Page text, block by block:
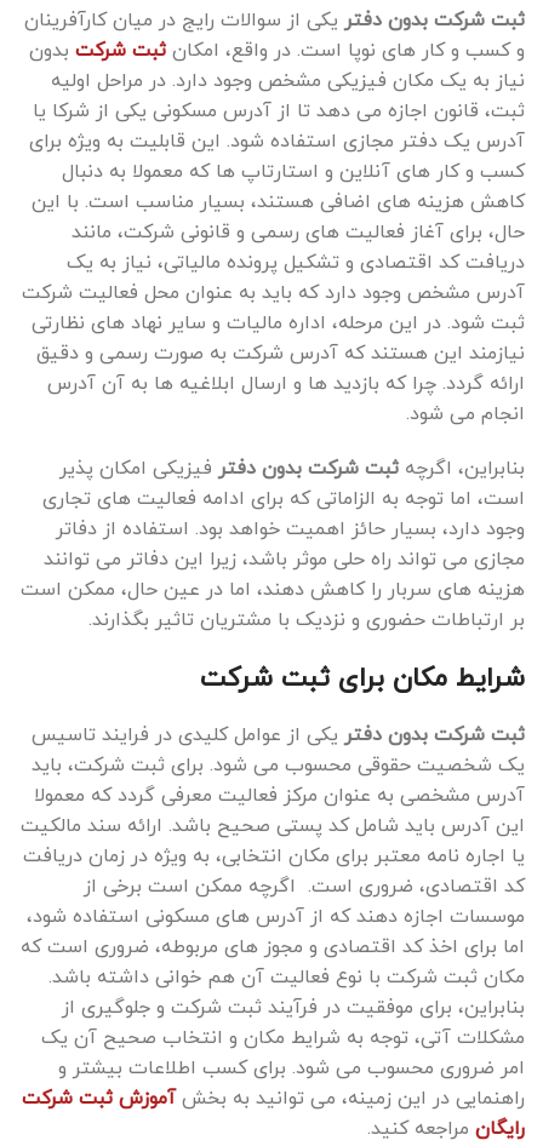
ثبت شرکت بدون دفتر یکی از سوالات رایج در میان کارآفرینان
و کسب ‌و کار های نوپا است. در واقع، امکانثبت شرکت بدون
نیاز به یک مکان فیزیکی مشخص وجود دارد. در مراحل اولیه
ثبت، قانون اجازه می ‌دهد تا از آدرس مسکونی یکی از شرکا یا
آدرس یک دفتر مجازی استفاده شود. این قابلیت به ویژه برای
کسب‌ و کار های آنلاین و استارتاپ‌ ها که معمولا به دنبال
کاهش هزینه ‌های اضافی هستند، بسیار مناسب است. با این
حال، برای آغاز فعالیت ‌های رسمی و قانونی شرکت، مانند
دریافت کد اقتصادی و تشکیل پرونده مالیاتی، نیاز به یک
آدرس مشخص وجود دارد که باید به عنوان محل فعالیت شرکت
ثبت شود. در این مرحله، اداره مالیات و سایر نهاد های نظارتی
نیازمند این هستند که آدرس شرکت به صورت رسمی و دقیق
ارائه گردد. چرا که بازدید ها و ارسال ابلاغیه ‌ها به آن آدرس
انجام می شود.
بنابراین، اگرچه ثبت شرکت بدون دفتر فیزیکی امکان ‌پذیر
است، اما توجه به الزاماتی که برای ادامه فعالیت ‌های تجاری
وجود دارد، بسیار حائز اهمیت خواهد بود. استفاده از دفاتر
مجازی می ‌تواند راه‌ حلی موثر باشد، زیرا این دفاتر می ‌توانند
هزینه‌ های سربار را کاهش دهند، اما در عین حال، ممکن است
بر ارتباطات حضوری و نزدیک با مشتریان تاثیر بگذارند.
شرایط مکان برای ثبت شرکت
ثبت شرکت بدون دفتر یکی از عوامل کلیدی در فرایند تاسیس
یک شخصیت حقوقی محسوب می شود. برای ثبت شرکت، باید
آدرس مشخصی به ‌عنوان مرکز فعالیت معرفی گردد که معمولا
این آدرس باید شامل کد پستی صحیح باشد. ارائه سند مالکیت
یا اجاره ‌نامه معتبر برای مکان انتخابی، به ‌ویژه در زمان دریافت
کد اقتصادی، ضروری است. اگرچه ممکن است برخی از
موسسات اجازه دهند که از آدرس ‌های مسکونی استفاده شود،
اما برای اخذ کد اقتصادی و مجوز های مربوطه، ضروری است که
مکان ثبت شرکت با نوع فعالیت آن هم‌ خوانی داشته باشد.
بنابراین، برای موفقیت در فرآیند ثبت شرکت و جلوگیری از
مشکلات آتی، توجه به شرایط مکان و انتخاب صحیح آن یک
امر ضروری محسوب می شود. برای کسب اطلاعات بیشتر و
راهنمایی در این زمینه، می ‌توانید به بخشآموزش ثبت شرکت
رایگان مراجعه کنید.